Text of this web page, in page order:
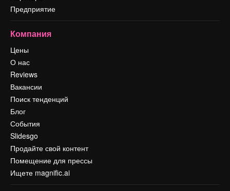
Предприятие
Компания
Цены
О нас
Reviews
Вакансии
Поиск тенденций
Блог
События
Slidesgo
Продайте свой контент
Помещение для прессы
Ищете magnific.ai